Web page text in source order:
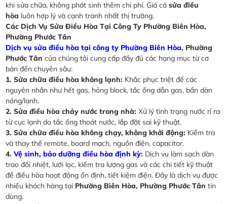
khi sửa chữa, không phát sinh thêm chi phí. Giá cảsửa điều
hòa luôn hợp lý và cạnh tranh nhất thị trường.
Các Dịch Vụ Sửa Điều Hòa Tại Công Ty Phường Biên Hòa,
Phường Phước Tân
Dịch vụ sửa điều hòa tại công ty Phường Biên Hòa, Phường
Phước Tân của chúng tôi cung cấp đầy đủ các hạng mục từ cơ
bản đến chuyên sâu:
1. Sửa chữa điều hòa không lạnh: Khắc phục triệt để các
nguyên nhân như hết gas, hỏng block, tắc ống dẫn gas, bẩn dàn
nóng/lạnh.
2. Sửa điều hòa chảy nước trong nhà: Xử lý tình trạng nước rỉ ra
từ cục lạnh do tắc ống thoát nước, lắp đặt sai kỹ thuật.
3. Sửa chữa điều hòa không chạy, không khởi động: Kiểm tra
và thay thế remote, board mạch, nguồn điện, capacitor.
4. Vệ sinh, bảo dưỡng điều hòa định kỳ: Dịch vụ làm sạch dàn
trao đổi nhiệt, lưới lọc, kiểm tra lượng gas và các chi tiết kỹ thuật
để điều hòa hoạt động ổn định, tiết kiệm điện. Đây là dịch vụ được
nhiều khách hàng tại Phường Biên Hòa, Phường Phước Tân tin
dùng.